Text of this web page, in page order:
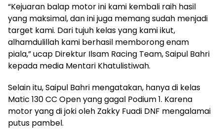
“Kejuaran balap motor ini kami kembali raih hasil
yang maksimal, dan ini juga memang sudah menjadi
target kami. Dari tujuh kelas yang kami ikut,
alhamdulillah kami berhasil memborong enam
piala,” ucap Direktur Ilsam Racing Team, Saipul Bahri
kepada media Mentari Khatulistiwah.
Selain itu, Saipul Bahri mengatakan, hanya di kelas
Matic 130 CC Open yang gagal Podium 1. Karena
motor yang di joki oleh Zakky Fuadi DNF mengalamai
putus pambel.